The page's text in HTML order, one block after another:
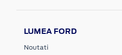
LUMEA FORD
Noutati